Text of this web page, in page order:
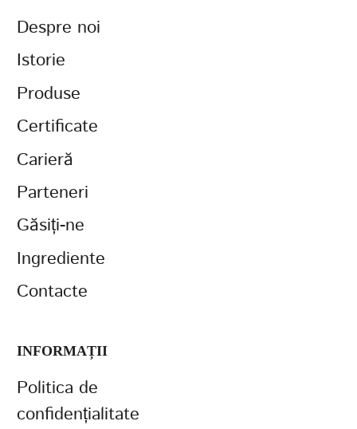
Despre noi
Istorie
Produse
Certificate
Carieră
Parteneri
Găsiți-ne
Ingrediente
Contacte
INFORMAȚII
Politica de
confidențialitate